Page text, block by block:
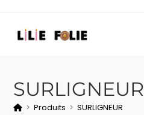
SURLIGNEUR
> Produits > SURLIGNEUR